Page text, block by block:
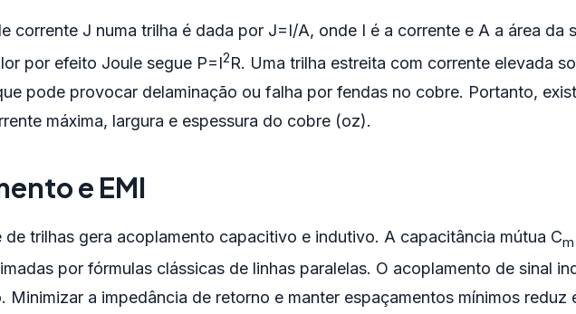
corrente J numa trilha é dada por J=I/A, onde I é a corrente e A a área da
por efeito Joule segue P=I2R. Uma trilha estreita com corrente elevada
pode provocar delaminação ou falha por fendas no cobre. Portanto,
máxima, largura e espessura do cobre (oz).
e EMI
de trilhas gera acoplamento capacitivo e indutivo. A capacitância mútua Cm
por fórmulas clássicas de linhas paralelas. O acoplamento de sinal
Minimizar a impedância de retorno e manter espaçamentos mínimos reduz